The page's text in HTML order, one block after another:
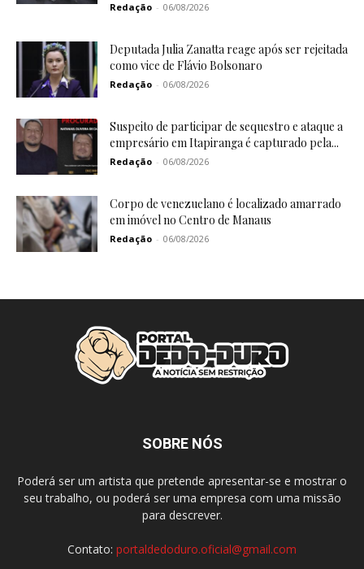
Redação - 06/08/2026
Deputada Julia Zanatta reage após ser rejeitada
como vice de Flávio Bolsonaro
Redação - 06/08/2026
Suspeito de participar de sequestro e ataque a
empresário em Itapiranga é capturado pela...
Redação - 06/08/2026
Corpo de venezuelano é localizado amarrado
em imóvel no Centro de Manaus
Redação - 06/08/2026
SOBRE NÓS
Poderá ser um artista que pretende apresentar-se e mostrar o
seu trabalho, ou poderá ser uma empresa com uma missão
para descrever.
Contato: portaldedoduro.oficial@gmail.com